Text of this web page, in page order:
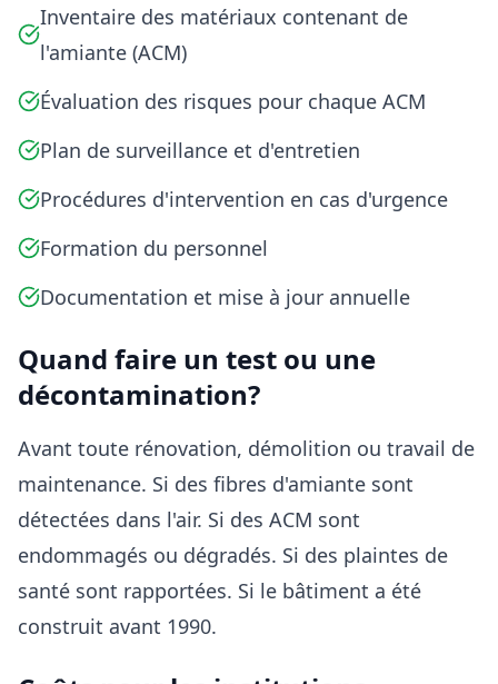
Inventaire des matériaux contenant de
l'amiante (ACM)
Évaluation des risques pour chaque ACM
Plan de surveillance et d'entretien
Procédures d'intervention en cas d'urgence
Formation du personnel
Documentation et mise à jour annuelle
Quand faire un test ou une
décontamination?
Avant toute rénovation, démolition ou travail de
maintenance. Si des fibres d'amiante sont
détectées dans l'air. Si des ACM sont
endommagés ou dégradés. Si des plaintes de
santé sont rapportées. Si le bâtiment a été
construit avant 1990.